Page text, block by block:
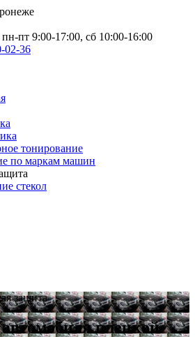
пн-пт 9:00-17:00, сб 10:00-16:00
02-36
тонирование
по маркам машин
стекол
защита
пленкой